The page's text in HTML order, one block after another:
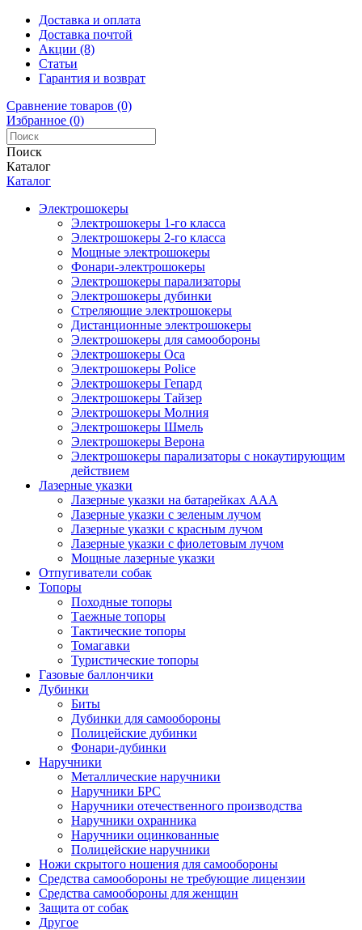
Доставка и оплата
Доставка почтой
Акции (8)
Статьи
Гарантия и возврат
Сравнение товаров (0)
Избранное (0)
Поиск
Каталог
Каталог
Электрошокеры
Электрошокеры 1-го класса
Электрошокеры 2-го класса
Мощные электрошокеры
Фонари-электрошокеры
Электрошокеры парализаторы
Электрошокеры дубинки
Стреляющие электрошокеры
Дистанционные электрошокеры
Электрошокеры для самообороны
Электрошокеры Оса
Электрошокеры Police
Электрошокеры Гепард
Электрошокеры Тайзер
Электрошокеры Молния
Электрошокеры Шмель
Электрошокеры Верона
Электрошокеры парализаторы с нокаутирующим
действием
Лазерные указки
Лазерные указки на батарейках ААА
Лазерные указки с зеленым лучом
Лазерные указки с красным лучом
Лазерные указки с фиолетовым лучом
Мощные лазерные указки
Отпугиватели собак
Топоры
Походные топоры
Таежные топоры
Тактические топоры
Томагавки
Туристические топоры
Газовые баллончики
Дубинки
Биты
Дубинки для самообороны
Полицейские дубинки
Фонари-дубинки
Наручники
Металлические наручники
Наручники БРС
Наручники отечественного производства
Наручники охранника
Наручники оцинкованные
Полицейские наручники
Ножи скрытого ношения для самообороны
Средства самообороны не требующие лицензии
Средства самообороны для женщин
Защита от собак
Другое